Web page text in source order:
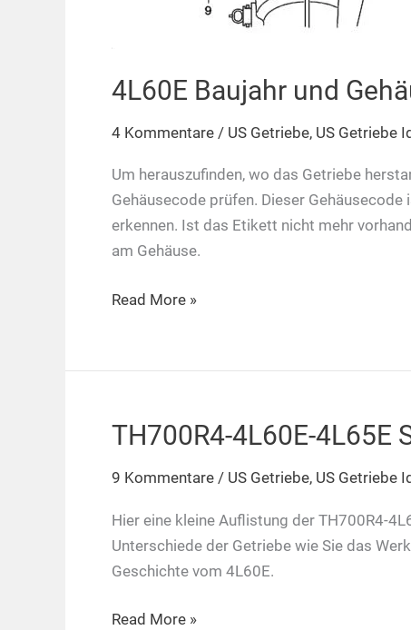
4L60E Baujahr und
4 Kommentare / US Getriebe, US Getriebe
Um herauszufinden, wo das Getriebe
Gehäusecode prüfen. Dieser
erkennen. Ist das Etikett nicht mehr
am Gehäuse.
4L60E
Gehäusecode
Read More »
TH700R4-4L60E-4L65E
9 Kommentare / US Getriebe, US Getriebe
Hier eine kleine Auflistung der TH700R4-
Unterschiede der Getriebe wie Sie das
Geschichte vom 4L60E.
TH700R4-
Read More »